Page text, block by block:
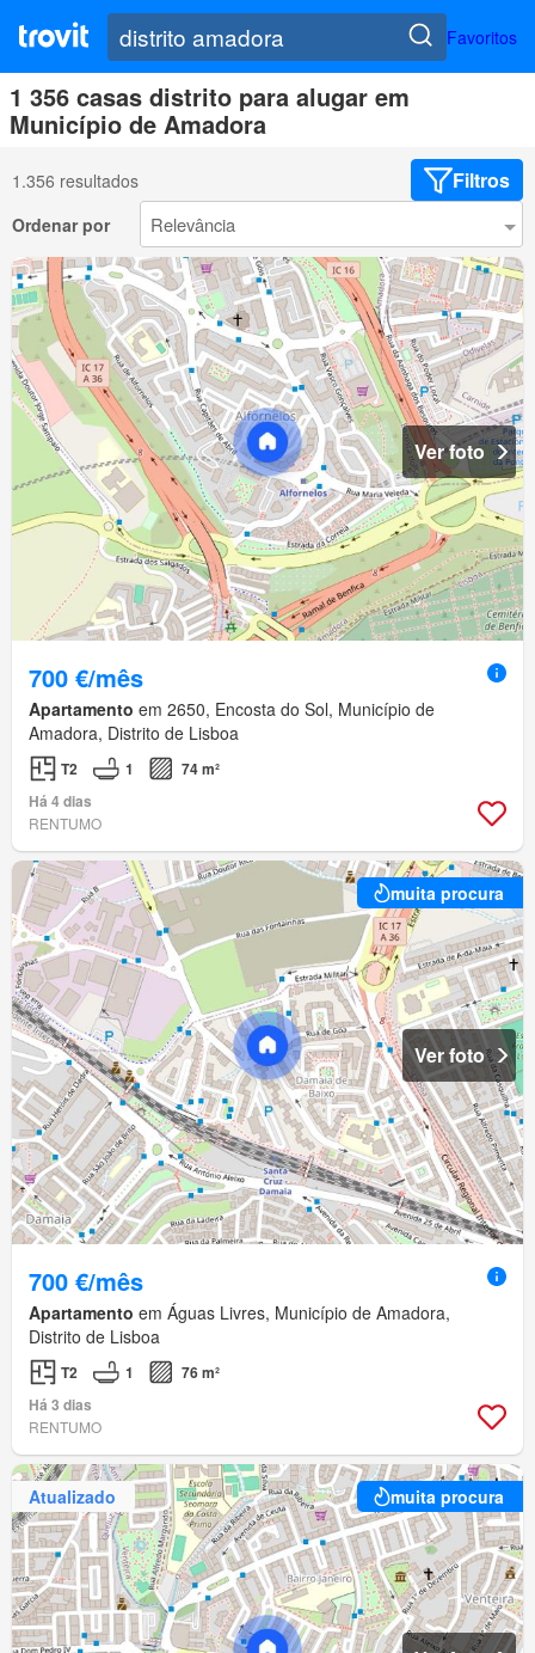
Favoritos
1 356 casas distrito para alugar em
Município de Amadora
1.356 resultados Filtros
Ordenar por
Ver foto
700 €/mês
Apartamento em 2650, Encosta do Sol, Município de
Amadora, Distrito de Lisboa
T2 1
74 m²
Há 4 dias
RENTUMO
muita procura
Ver foto
700 €/mês
Apartamento em Águas Livres, Município de Amadora,
Distrito de Lisboa
T2 1
76 m²
Há 3 dias
RENTUMO
Atualizado muita procura